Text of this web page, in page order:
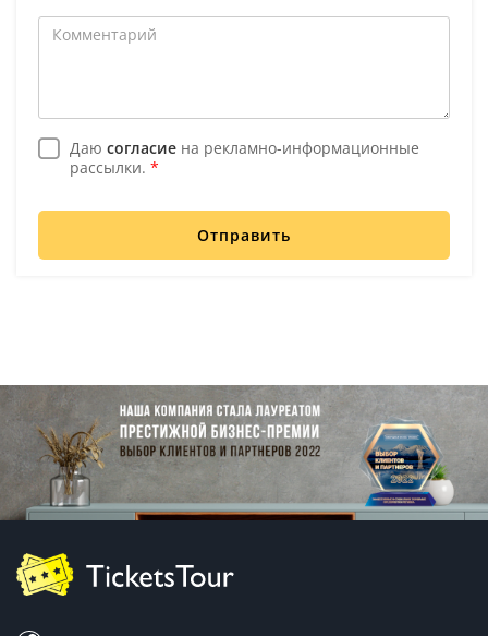
Даю согласие на рекламно-информационные
рассылки. *
Отправить